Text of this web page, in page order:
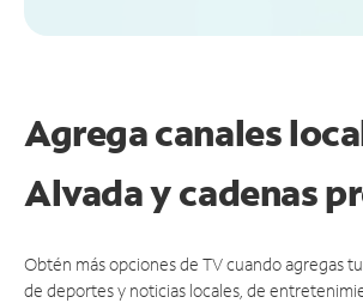
Agrega canales
Alvada y cadenas
Obtén más opciones de TV cuando agregas
de deportes y noticias locales, de